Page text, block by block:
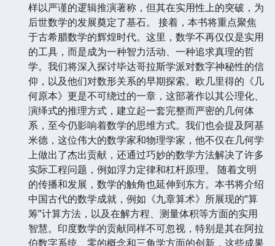
样以严谨的逻辑推演著称，但其在实用性上的突破，为
后世数学的发展奠定了基石。 接着，本书将重点聚焦
于古希腊数学的辉煌时代。这里，数学不再仅仅是实用
的工具，而是成为一种智力活动、一种追求真理的哲
学。我们将深入探讨毕达哥拉斯学派对数字神秘性的信
仰，以及他们对数形关系的早期探索。欧几里得的《几
何原本》更是不可绕过的一章，这部著作以其公理化、
演绎式的推理方式，建立起一套完整而严密的几何体
系，至今仍影响着数学的思维方式。我们也会提及阿基
米德，这位伟大的数学家和物理学家，他不仅在几何学
上做出了杰出贡献，还通过巧妙的数学方法解决了许多
实际工程问题，例如浮力定律和杠杆原理。 随着文明
的传播和发展，数学的触角也延伸到东方。本书将介绍
中国古代的数学成就，例如《九章算术》所展现的“算
筹”计算方法，以及在解方程、测量体积等方面的实用
智慧。印度数学的贡献同样不可忽视，特别是其在阿拉
伯数字系统、零的概念和三角学方面的创新，这些成果